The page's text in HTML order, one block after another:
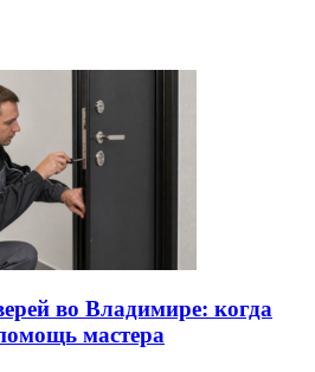
во Владимире: когда
мастера